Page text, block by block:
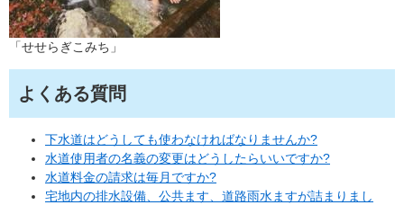
「せせらぎこみち」
よくある質問
下水道はどうしても使わなければなりませんか?
水道使用者の名義の変更はどうしたらいいですか?
水道料金の請求は毎月ですか?
宅地内の排水設備、公共ます、道路雨水ますが詰まりまし